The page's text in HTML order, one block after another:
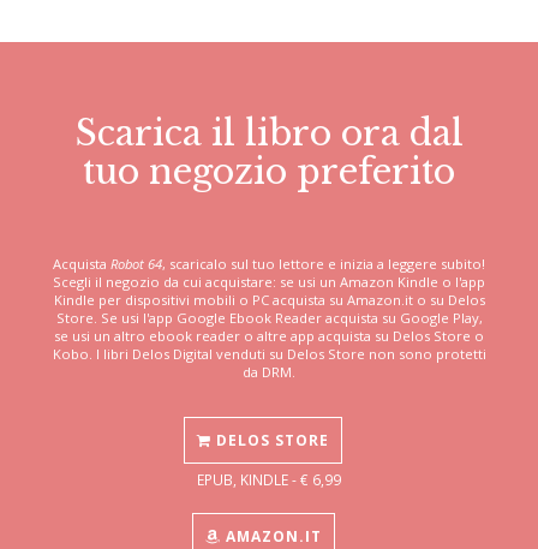
Scarica il libro ora dal
tuo negozio preferito
Acquista Robot 64, scaricalo sul tuo lettore e inizia a leggere subito!
Scegli il negozio da cui acquistare: se usi un Amazon Kindle o l'app
Kindle per dispositivi mobili o PC acquista su Amazon.it o su Delos
Store. Se usi l'app Google Ebook Reader acquista su Google Play,
se usi un altro ebook reader o altre app acquista su Delos Store o
Kobo. I libri Delos Digital venduti su Delos Store non sono protetti
da DRM.
DELOS STORE
EPUB, KINDLE - € 6,99
AMAZON.IT